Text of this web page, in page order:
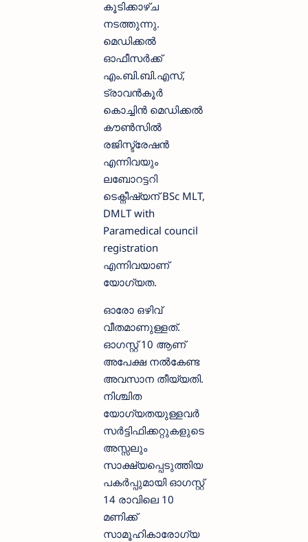
കൂടിക്കാഴ്ച
നടത്തുന്നു.
മെഡിക്കൽ
ഓഫീസർക്ക്
എം.ബി.ബി.എസ്,
ട്രാവൻകൂർ
കൊച്ചിൻ മെഡിക്കൽ
കൗൺസിൽ
രജിസ്ട്രേഷൻ
എന്നിവയും
ലബോറട്ടറി
ടെക്നീഷ്യന് BSc MLT,
DMLT with
Paramedical council
registration
എന്നിവയാണ്
യോഗ്യത.
ഓരോ ഒഴിവ്
വീതമാണുള്ളത്.
ഓഗസ്റ്റ് 10 ആണ്
അപേക്ഷ നൽകേണ്ട
അവസാന തീയ്യതി.
നിശ്ചിത
യോഗ്യതയുള്ളവർ
സർട്ടിഫിക്കറ്റുകളുടെ
അസ്സലും
സാക്ഷ്യപ്പെടുത്തിയ
പകർപ്പുമായി ഓഗസ്റ്റ്
14 രാവിലെ 10
മണിക്ക്
സാമൂഹികാരോഗ്യ